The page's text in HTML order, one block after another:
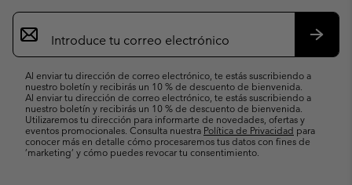
Suscripción
de
correo
Al enviar tu dirección de correo electrónico, te estás suscribiendo a
nuestro boletín y recibirás un 10 % de descuento de bienvenida.
Al enviar tu dirección de correo electrónico, te estás suscribiendo a
nuestro boletín y recibirás un 10 % de descuento de bienvenida.
Utilizaremos tu dirección para informarte de novedades, ofertas y
eventos promocionales. Consulta nuestra Política de Privacidad para
conocer más en detalle cómo procesaremos tus datos con fines de
’marketing’ y cómo puedes revocar tu consentimiento.